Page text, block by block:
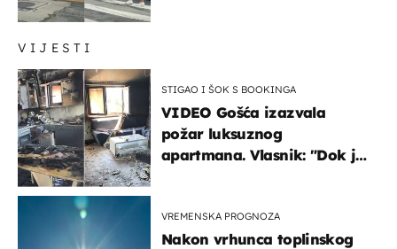
VIJESTI
STIGAO I ŠOK S BOOKINGA
VIDEO Gošća izazvala
požar luksuznog
apartmana. Vlasnik: "Dok je
VREMENSKA PROGNOZA
Nakon vrhunca toplinskog